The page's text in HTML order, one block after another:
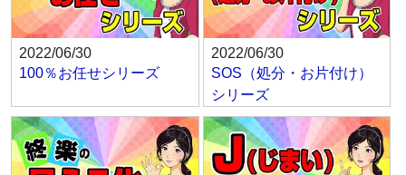
2022/06/30
100％お任せシリーズ
2022/06/30
SOS（処分・お片付け）
シリーズ